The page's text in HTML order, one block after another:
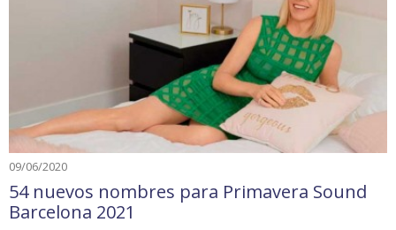
09/06/2020
54 nuevos nombres para Primavera Sound
Barcelona 2021